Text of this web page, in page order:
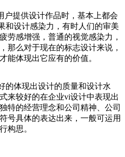
户提供设计作品时，基本上都会
和设计感染力，有时人们的审美
劳感增强，普通的视觉感染力，
那么对于现在的标志设计来说，
能体现出它应有的价值。
的体现出设计的质量和设计水
来较好的在企业vi设计中表现出
特的经营理念和公司精神、公司
号具体的表达出来，一般可运用
构思。